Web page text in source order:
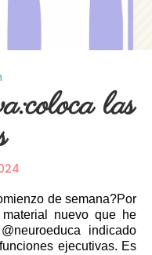
las
de semana?Por
nuevo que he
indicado
ejecutivas. Es